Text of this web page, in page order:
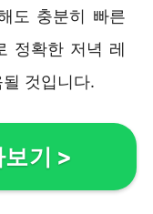
도 충분히 빠른
정확한 저녁 레
것입니다.
기 >